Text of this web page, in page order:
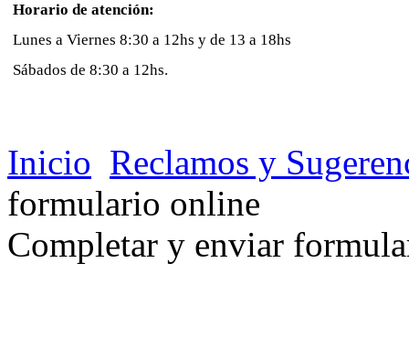
Horario de atención:
Lunes a Viernes 8:30 a 12hs y de 13 a 18hs
Sábados de 8:30 a 12hs.
Inicio Reclamos y
formulario online
Completar y enviar